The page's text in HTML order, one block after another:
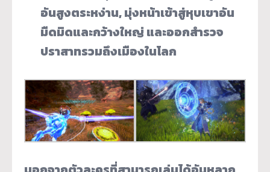
อันสูงตระหง่าน, มุ่งหน้าเข้าสู่หุบเขาอัน
มืดมิดและกว้างใหญ่ และออกสำรวจ
ปราสาทรวมถึงเมืองในโลก